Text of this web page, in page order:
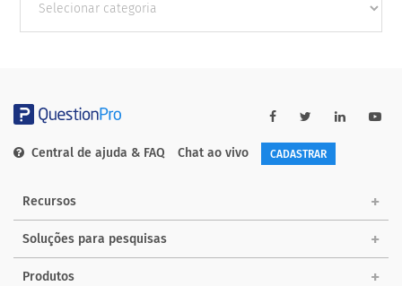
Categorias
Central de ajuda & FAQ Chat ao vivo CADASTRAR
Recursos
Soluções para pesquisas
Produtos